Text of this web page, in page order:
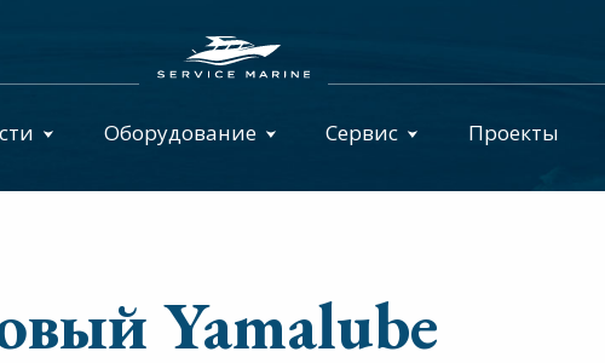
Оборудование Сервис Проекты
Yamalube